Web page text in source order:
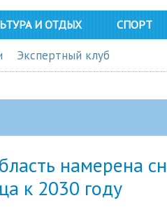
И ОТДЫХ СПОРТ
Экспертный клуб
намерена
к 2030 году